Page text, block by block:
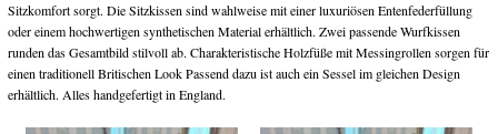
Sitzkomfort sorgt. Die Sitzkissen sind wahlweise mit einer luxuriösen Entenfederfüllung
oder einem hochwertigen synthetischen Material erhältlich. Zwei passende Wurfkissen
runden das Gesamtbild stilvoll ab. Charakteristische Holzfüße mit Messingrollen sorgen für
einen traditionell Britischen Look Passend dazu ist auch ein Sessel im gleichen Design
erhältlich. Alles handgefertigt in England.